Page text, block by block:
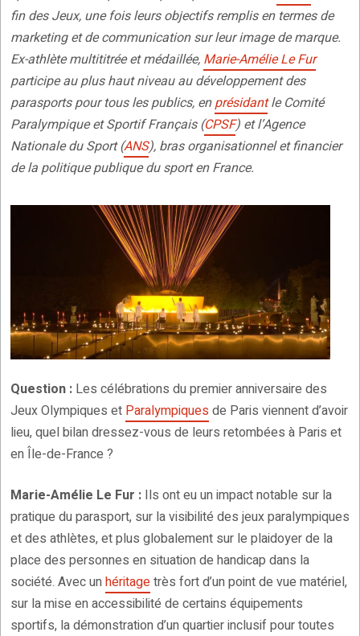
fin des Jeux, une fois leurs objectifs remplis en termes de
marketing et de communication sur leur image de marque.
Ex-athlète multititrée et médaillée, Marie-Amélie Le Fur
participe au plus haut niveau au développement des
parasports pour tous les publics, enprésidantle Comité
Paralympique et Sportif Français (CPSF) et l’Agence
Nationale du Sport (ANS), bras organisationnel et financier
de la politique publique du sport en France.
Question : Les célébrations du premier anniversaire des
Jeux Olympiques et Paralympiquesde Paris viennent d’avoir
lieu, quel bilan dressez-vous de leurs retombées à Paris et
en Île-de-France ?
Marie-Amélie Le Fur : Ils ont eu un impact notable sur la
pratique du parasport, sur la visibilité des jeux paralympiques
et des athlètes, et plus globalement sur le plaidoyer de la
place des personnes en situation de handicap dans la
société. Avec unhéritagetrès fort d’un point de vue matériel,
sur la mise en accessibilité de certains équipements
sportifs, la démonstration d’un quartier inclusif pour toutes